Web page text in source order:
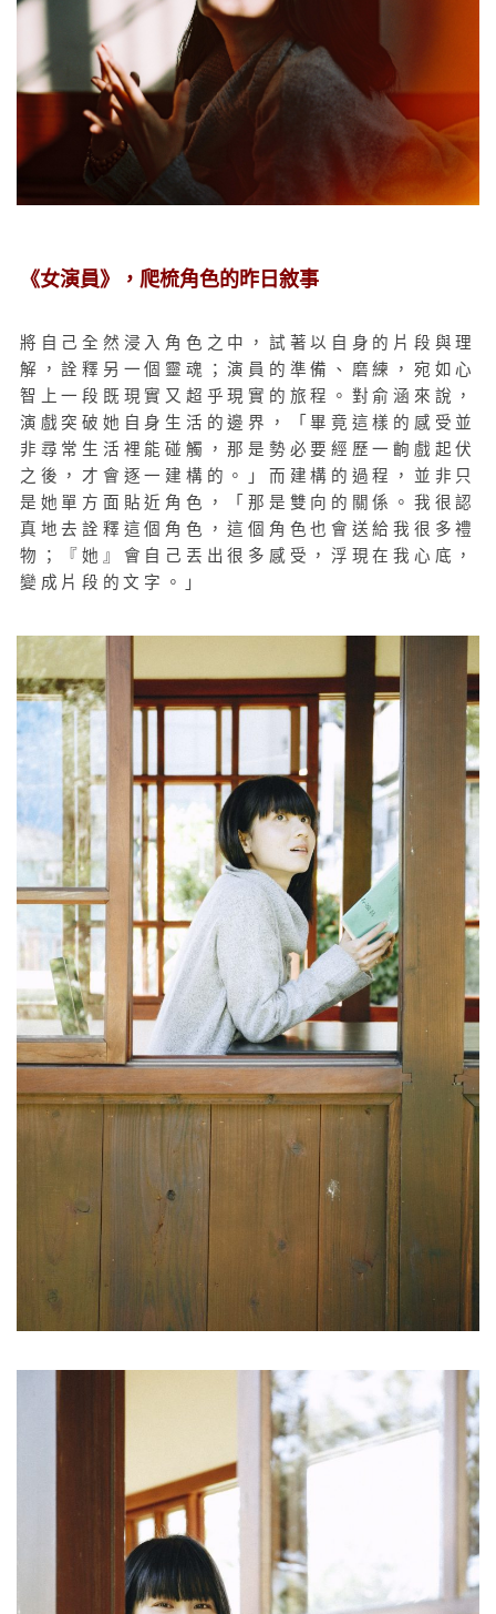
《女演員》，爬梳角色的昨日敘事
將自己全然浸入角色之中，試著以自身的片段與理
解，詮釋另一個靈魂；演員的準備、磨練，宛如心
智上一段既現實又超乎現實的旅程。 對俞涵來說，
演戲突破她自身生活的邊界，
「畢竟 這樣的感受並
非尋常生活裡能碰觸，那是勢必要經歷一齣戲起伏
之後，才會逐一建構的。」而建構的過程，並非只
是她單方面貼近角色，「那是雙向的關係。我很認
真地去詮釋這個角色，這個角色也會送給我很多禮
物；『她』會自己丟出很多感受，浮現在我心底，
變成片段的文字。」